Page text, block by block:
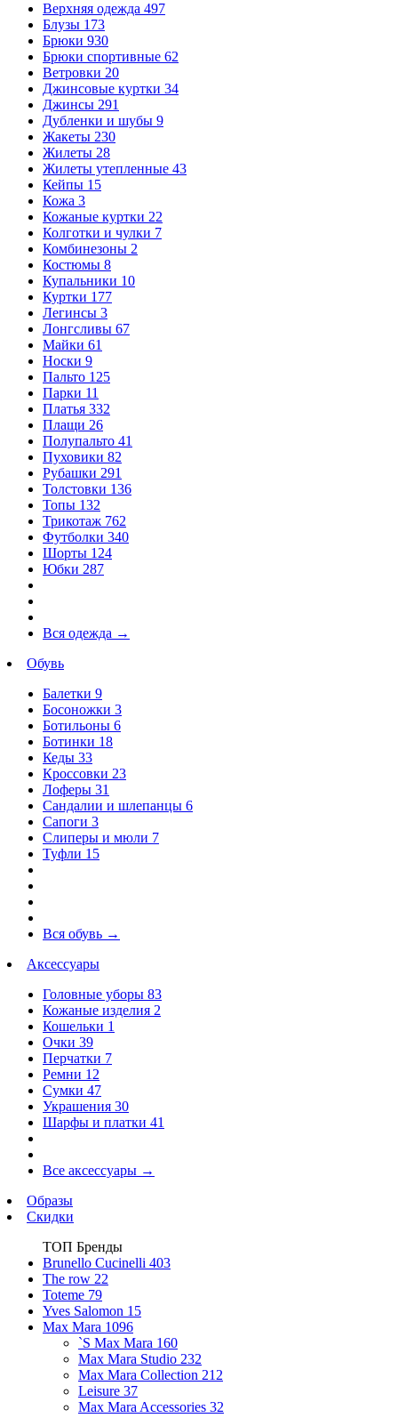
Верхняя одежда 497
Блузы 173
Брюки 930
Брюки спортивные 62
Ветровки 20
Джинсовые куртки 34
Джинсы 291
Дубленки и шубы 9
Жакеты 230
Жилеты 28
Жилеты утепленные 43
Кейпы 15
Кожа 3
Кожаные куртки 22
Колготки и чулки 7
Комбинезоны 2
Костюмы 8
Купальники 10
Куртки 177
Легинсы 3
Лонгсливы 67
Майки 61
Носки 9
Пальто 125
Парки 11
Платья 332
Плащи 26
Полупальто 41
Пуховики 82
Рубашки 291
Толстовки 136
Топы 132
Трикотаж 762
Футболки 340
Шорты 124
Юбки 287
Вся одежда →
Обувь
Балетки 9
Босоножки 3
Ботильоны 6
Ботинки 18
Кеды 33
Кроссовки 23
Лоферы 31
Сандалии и шлепанцы 6
Сапоги 3
Слиперы и мюли 7
Туфли 15
Вся обувь →
Аксессуары
Головные уборы 83
Кожаные изделия 2
Кошельки 1
Очки 39
Перчатки 7
Ремни 12
Сумки 47
Украшения 30
Шарфы и платки 41
Все аксессуары →
Образы
Скидки
ТОП Бренды
Brunello Cucinelli 403
The row 22
Toteme 79
Yves Salomon 15
Max Mara 1096
`S Max Mara 160
Max Mara Studio 232
Max Mara Collection 212
Leisure 37
Max Mara Accessories 32